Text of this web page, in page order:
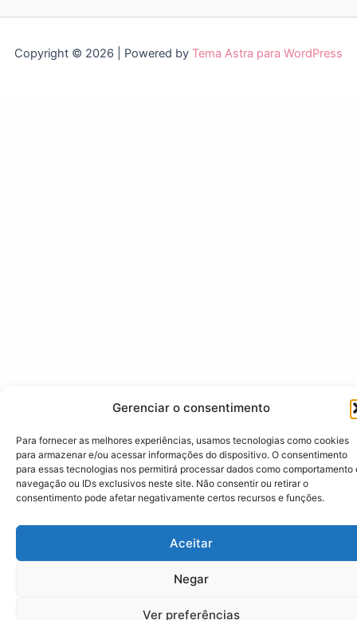
Gerenciar o consentimento
Para fornecer as melhores experiências, usamos tecnologias como cookies
para armazenar e/ou acessar informações do dispositivo. O consentimento
para essas tecnologias nos permitirá processar dados como comportamento
navegação ou IDs exclusivos neste site. Não consentir ou retirar o
consentimento pode afetar negativamente certos recursos e funções.
Aceitar
Negar
Ver preferências
Copyright © 2026 | Powered by Tema Astra para WordPress